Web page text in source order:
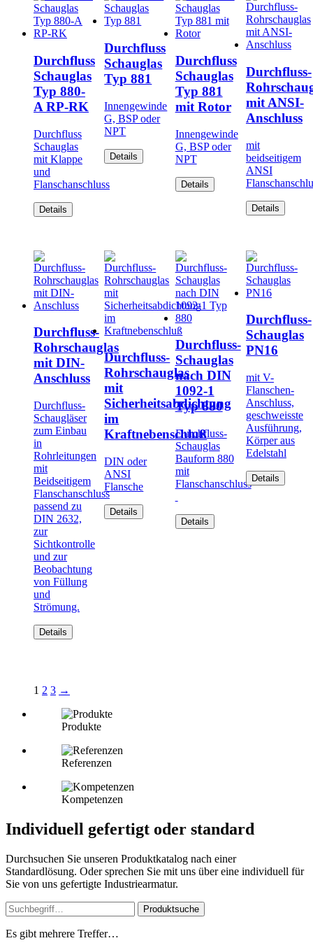
Durchfluss
Schauglas
Typ 880-
A RP-RK
Durchfluss
Schauglas
mit Klappe
und
Flanschanschluss
Details
Durchfluss
Schauglas
Typ 881
Innengewinde
G, BSP oder
NPT
Details
Durchfluss
Schauglas
Typ 881
mit Rotor
Innengewinde
G, BSP oder
NPT
Details
Durchfluss-
mit ANSI-
Anschluss
mit
beidseitigem
ANSI
Details
Durchfluss-
Rohrschauglas
mit DIN-
Anschluss
Durchfluss-
Schaugläser
zum Einbau
in
Rohrleitungen
mit
Beidseitigem
Flanschanschluss
passend zu
DIN 2632,
zur
Sichtkontrolle
und zur
Beobachtung
von Füllung
und
Strömung.
Details
Durchfluss-
Rohrschauglas
mit
Sicherheitsabdichtung
im
Kraftnebenschluß
DIN oder
ANSI
Flansche
Details
Durchfluss-
Schauglas
nach DIN
1092-1
Typ 880
Durchfluss-
Schauglas
Bauform 880
mit
Flanschanschluss
Details
Durchfluss-
Schauglas
PN16
mit V-
Flanschen-
Anschluss,
geschweisste
Ausführung,
Körper aus
Edelstahl
Details
1 2 3 →
Produkte
Referenzen
Kompetenzen
Individuell gefertigt oder standard
Durchsuchen Sie unseren Produktkatalog nach einer
Standardlösung. Oder sprechen Sie mit uns über eine individuell für
Sie von uns gefertigte Industriearmatur.
Produktsuche
Es gibt mehrere Treffer…